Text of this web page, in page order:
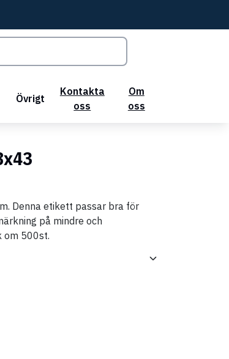
Övrigt
Kontakta
oss
Om
oss
Denna etikett passar bra för
på mindre och
om 500st.